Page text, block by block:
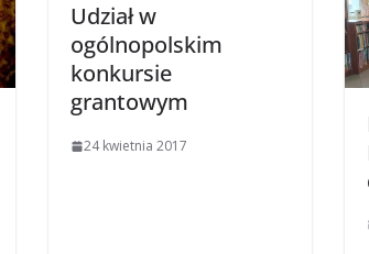
Udział w
ogólnopolskim
konkursie
grantowym
24 kwietnia 2017